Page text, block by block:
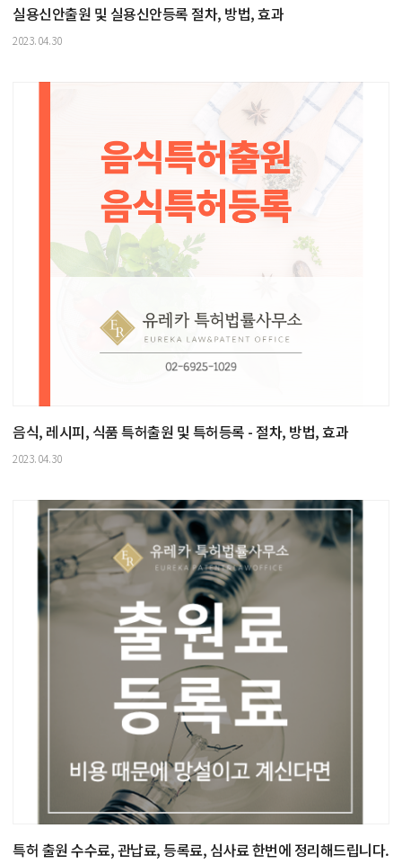
실용신안출원 및 실용신안등록 절차, 방법, 효과
2023.04.30
음식, 레시피, 식품 특허출원 및 특허등록 - 절차, 방법, 효과
2023.04.30
특허 출원 수수료, 관납료, 등록료, 심사료 한번에 정리해드립니다.